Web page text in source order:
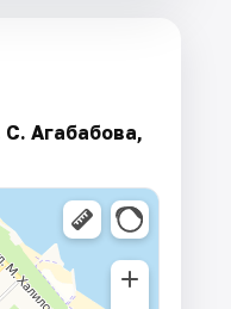
Агабабова,